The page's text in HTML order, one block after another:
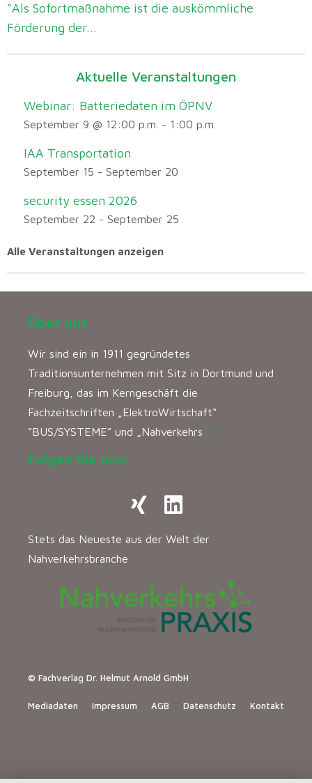
“Als Sofortmaßnahme ist die auskömmliche
Förderung der...
Aktuelle Veranstaltungen
Webinar: Batteriedaten im ÖPNV
September 9 @ 12:00 p.m. - 1:00 p.m.
IAA Transportation
September 15 - September 20
security essen 2026
September 22 - September 25
Alle Veranstaltungen anzeigen
Über uns
Wir sind ein in 1911 gegründetes
Traditionsunternehmen mit Sitz in Dortmund und
Freiburg, das im Kerngeschäft die
Fachzeitschriften „ElektroWirtschaft“
“BUS/SYSTEME” und „Nahverkehrs […]
Folgen Sie uns:
Stets das Neueste aus der Welt der
Nahverkehrsbranche
© Fachverlag Dr. Helmut Arnold GmbH
Mediadaten Impressum AGB Datenschutz Kontakt